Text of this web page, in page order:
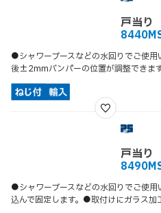
戸当り
●シャワーブースなどの水回りでご使
後±2mmバンパーの位置が調整できます
戸当り
●シャワーブースなどの水回りでご使
込んで固定します。●取付けにガラス加